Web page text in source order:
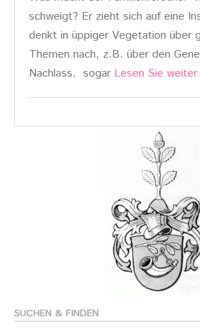
schweigt? Er zieht sich auf eine
denkt in üppiger Vegetation über
Themen nach, z.B. über den
Nachlass, sogar Lesen Sie
SUCHEN & FINDEN